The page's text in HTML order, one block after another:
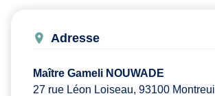
Adresse
Maître Gameli NOUWADE
27 rue Léon Loiseau, 93100 Montreuil